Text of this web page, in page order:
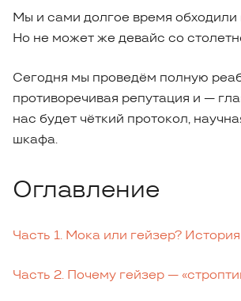
Мы и сами долгое время
Но не может же девайс со
Сегодня мы проведём полную
противоречивая репутация и —
нас будет чёткий протокол,
шкафа.
Оглавление
Часть 1. Мока или гейзер?
Часть 2. Почему гейзер —